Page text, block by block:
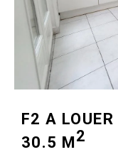
F2 A LOUER
30.5 M2